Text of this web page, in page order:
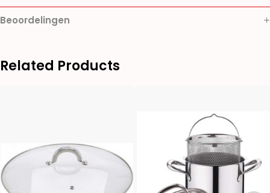
Beoordelingen
Related Products